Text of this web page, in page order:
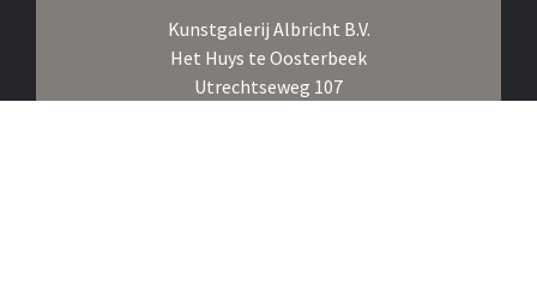
Kunstgalerij Albricht B.V.
Het Huys te Oosterbeek
Utrechtseweg 107